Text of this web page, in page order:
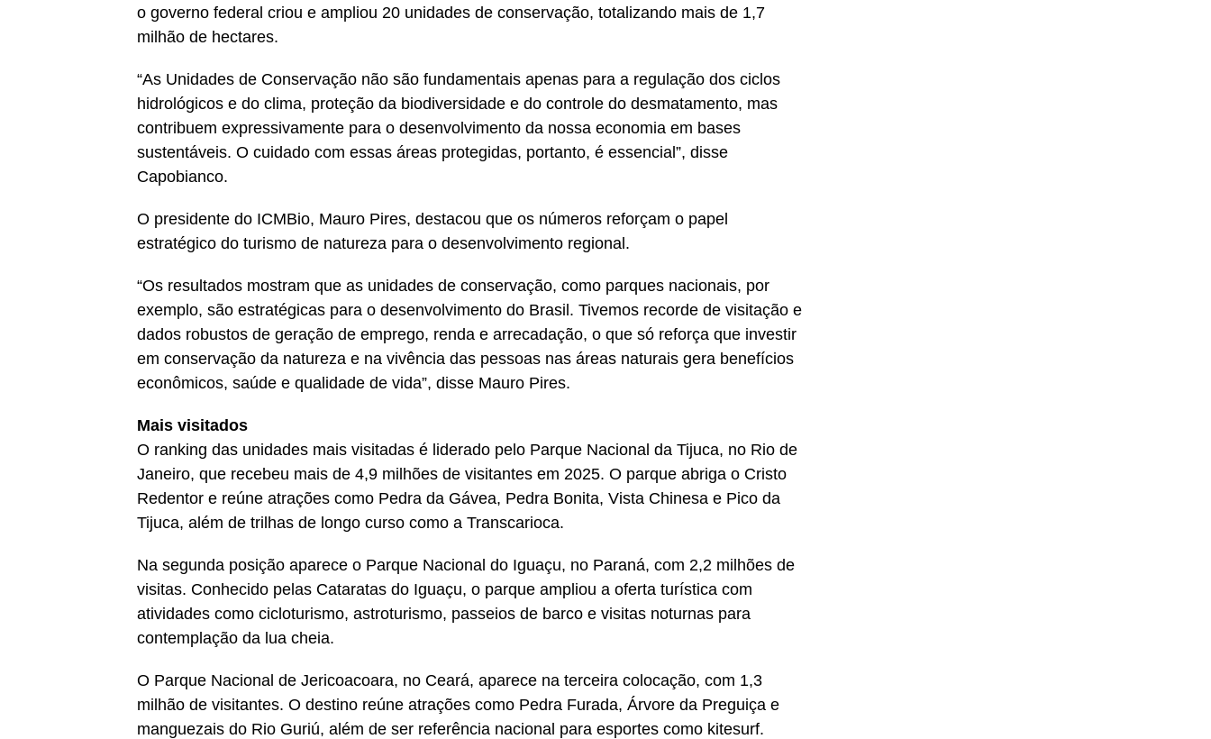
o governo federal criou e ampliou 20 unidades de conservação, totalizando mais de 1,7
milhão de hectares.
“As Unidades de Conservação não são fundamentais apenas para a regulação dos ciclos
hidrológicos e do clima, proteção da biodiversidade e do controle do desmatamento, mas
contribuem expressivamente para o desenvolvimento da nossa economia em bases
sustentáveis. O cuidado com essas áreas protegidas, portanto, é essencial”, disse
Capobianco.
O presidente do ICMBio, Mauro Pires, destacou que os números reforçam o papel
estratégico do turismo de natureza para o desenvolvimento regional.
“Os resultados mostram que as unidades de conservação, como parques nacionais, por
exemplo, são estratégicas para o desenvolvimento do Brasil. Tivemos recorde de visitação e
dados robustos de geração de emprego, renda e arrecadação, o que só reforça que investir
em conservação da natureza e na vivência das pessoas nas áreas naturais gera benefícios
econômicos, saúde e qualidade de vida”, disse Mauro Pires.
Mais visitados
O ranking das unidades mais visitadas é liderado pelo Parque Nacional da Tijuca, no Rio de
Janeiro, que recebeu mais de 4,9 milhões de visitantes em 2025. O parque abriga o Cristo
Redentor e reúne atrações como Pedra da Gávea, Pedra Bonita, Vista Chinesa e Pico da
Tijuca, além de trilhas de longo curso como a Transcarioca.
Na segunda posição aparece o Parque Nacional do Iguaçu, no Paraná, com 2,2 milhões de
visitas. Conhecido pelas Cataratas do Iguaçu, o parque ampliou a oferta turística com
atividades como cicloturismo, astroturismo, passeios de barco e visitas noturnas para
contemplação da lua cheia.
O Parque Nacional de Jericoacoara, no Ceará, aparece na terceira colocação, com 1,3
milhão de visitantes. O destino reúne atrações como Pedra Furada, Árvore da Preguiça e
manguezais do Rio Guriú, além de ser referência nacional para esportes como kitesurf.